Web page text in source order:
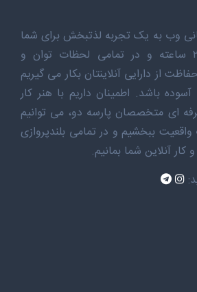
وب به یک تجربه لذتبخش برای شما
است. به صورت ۲۴ ساعته و در تمامی لحظات توان و
از دارایی آنلاینتان بکار می گیریم
باشد. اطمینان داریم با هنر کار
ای متخصصان پارسه دو، می توانیم
ببخشیم و در تمامی بلندپروازی
آنلاین شما بمانیم.